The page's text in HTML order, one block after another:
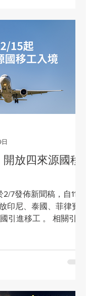
開放四來源國移
7發佈新聞稿，自111年
印尼、泰國、菲律賓
引進移工 。 相關引進
天，並於同旅館銜接7天